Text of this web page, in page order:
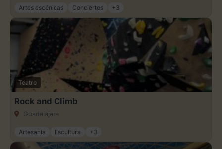
Artes escénicas Conciertos +3
Teatro
Rock and Climb
Guadalajara
Artesanía Escultura +3